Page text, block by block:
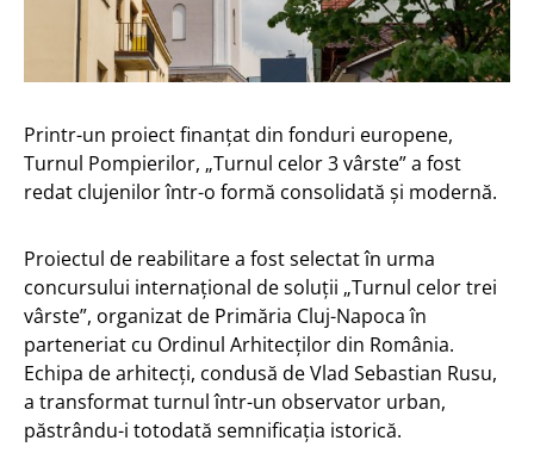
Printr-un proiect finanțat din fonduri europene,
Turnul Pompierilor, „Turnul celor 3 vârste” a fost
redat clujenilor într-o formă consolidată și modernă.
Proiectul de reabilitare a fost selectat în urma
concursului internațional de soluții „Turnul celor trei
vârste”, organizat de Primăria Cluj-Napoca în
parteneriat cu Ordinul Arhitecților din România.
Echipa de arhitecți, condusă de Vlad Sebastian Rusu,
a transformat turnul într-un observator urban,
păstrându-i totodată semnificația istorică.